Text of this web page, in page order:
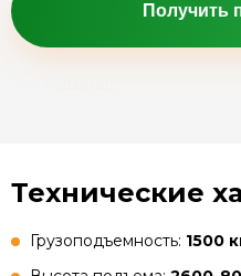
Получить
Технические
Грузоподъемность: 1500